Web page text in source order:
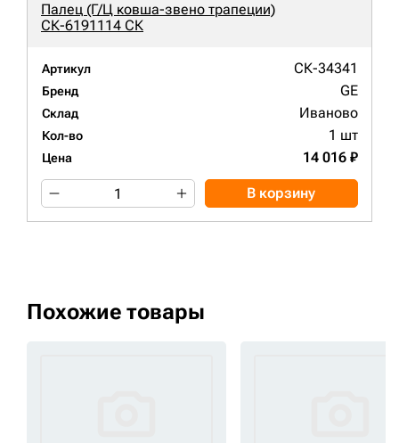
Палец (Г/Ц ковша-звено трапеции)
СК-6191114 СК
Артикул СК-34341
Бренд GE
Склад Иваново
Кол-во 1 шт
Цена 14 016 ₽
В корзину
Похожие товары